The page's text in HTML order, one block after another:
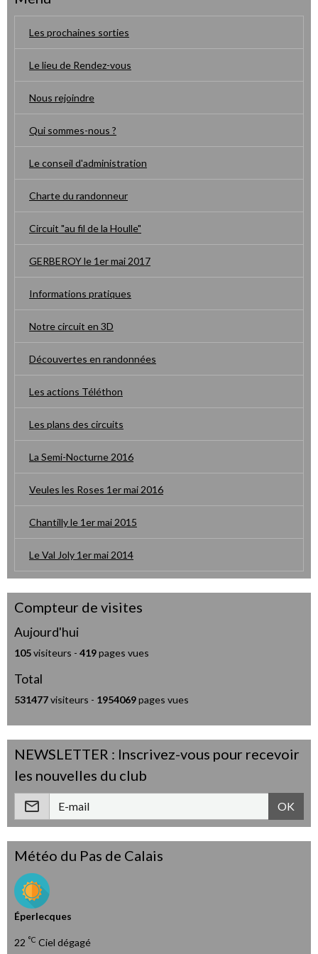
Les prochaines sorties
Le lieu de Rendez-vous
Nous rejoindre
Qui sommes-nous ?
Le conseil d'administration
Charte du randonneur
Circuit "au fil de la Houlle"
GERBEROY le 1er mai 2017
Informations pratiques
Notre circuit en 3D
Découvertes en randonnées
Les actions Téléthon
Les plans des circuits
La Semi-Nocturne 2016
Veules les Roses 1er mai 2016
Chantilly le 1er mai 2015
Le Val Joly 1er mai 2014
Compteur de visites
Aujourd'hui
105visiteurs - 419pages vues
Total
531477visiteurs - 1954069pages vues
NEWSLETTER : Inscrivez-vous pour recevoir
les nouvelles du club
OK
Météo du Pas de Calais
Éperlecques
22 °C Ciel dégagé